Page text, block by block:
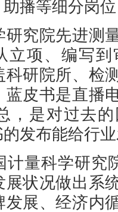
播等细分岗
究院先进测
立项、编写
研院所、检
皮书是直播
，是对过去
发布能给行
科学研究院
展状况做出系
展、经济内